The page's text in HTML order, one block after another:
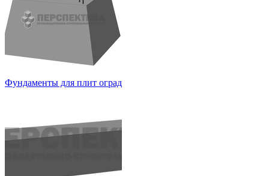
Фундаменты для плит оград